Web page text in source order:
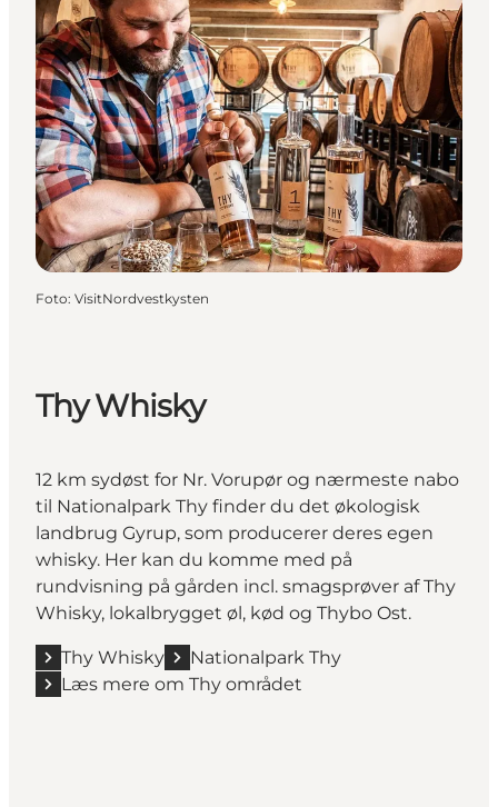
Foto: VisitNordvestkysten
Thy Whisky
12 km sydøst for Nr. Vorupør og nærmeste nabo
til Nationalpark Thy finder du det økologisk
landbrug Gyrup, som producerer deres egen
whisky. Her kan du komme med på
rundvisning på gården incl. smagsprøver af Thy
Whisky, lokalbrygget øl, kød og Thybo Ost.
Thy Whisky
Nationalpark Thy
Læs mere om Thy området